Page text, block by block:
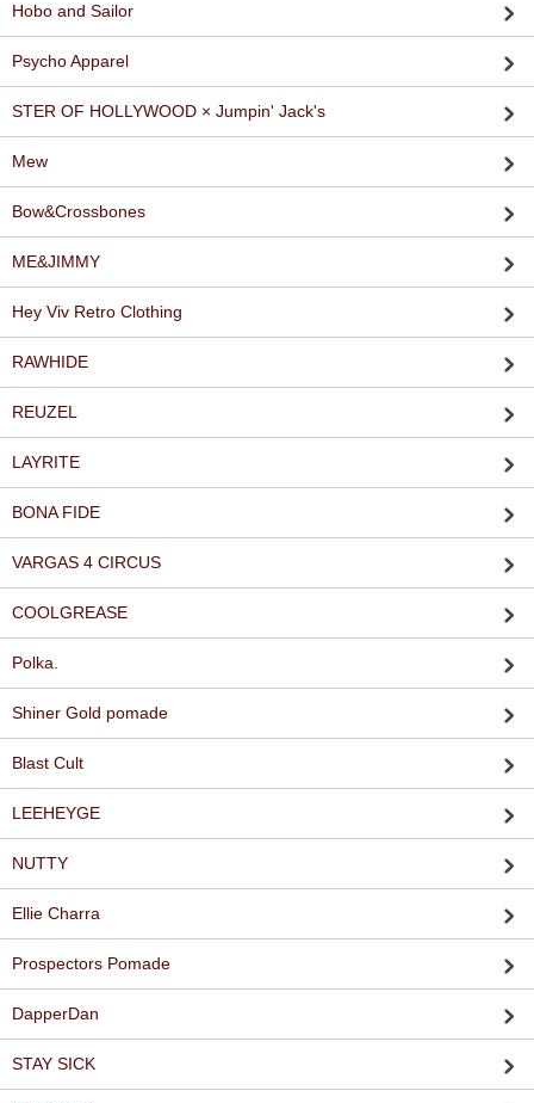
Hobo and Sailor
Psycho Apparel
STER OF HOLLYWOOD × Jumpin' Jack's
Mew
Bow&Crossbones
ME&JIMMY
Hey Viv Retro Clothing
RAWHIDE
REUZEL
LAYRITE
BONA FIDE
VARGAS 4 CIRCUS
COOLGREASE
Polka.
Shiner Gold pomade
Blast Cult
LEEHEYGE
NUTTY
Ellie Charra
Prospectors Pomade
DapperDan
STAY SICK